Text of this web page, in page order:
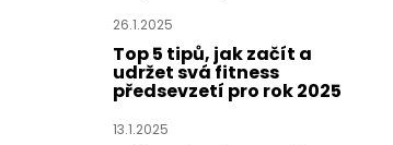
26.1.2025
Top 5 tipů, jak začít a
udržet svá fitness
předsevzetí pro rok 2025
13.1.2025